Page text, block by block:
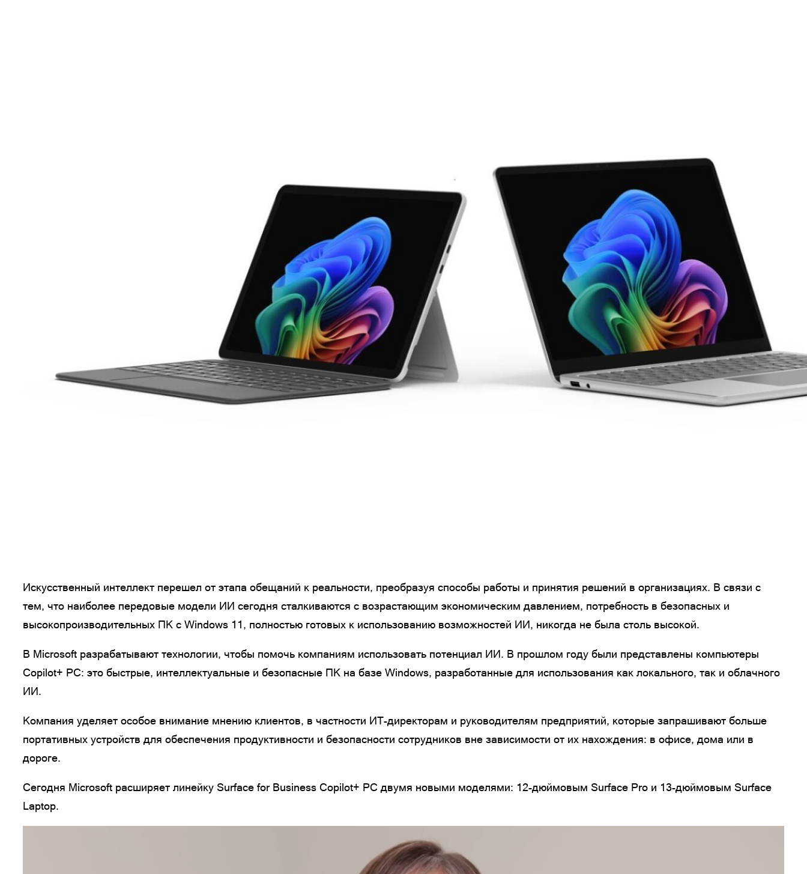
Искусственный интеллект перешел от этапа обещаний к реальности, преобразуя способы работы и принятия решений в организациях. В связи с
тем, что наиболее передовые модели ИИ сегодня сталкиваются с возрастающим экономическим давлением, потребность в безопасных и
высокопроизводительных ПК с Windows 11, полностью готовых к использованию возможностей ИИ, никогда не была столь высокой.
В Microsoft разрабатывают технологии, чтобы помочь компаниям использовать потенциал ИИ. В прошлом году были представлены компьютеры
Copilot+ PC: это быстрые, интеллектуальные и безопасные ПК на базе Windows, разработанные для использования как локального, так и облачного
ИИ.
Компания уделяет особое внимание мнению клиентов, в частности ИТ-директорам и руководителям предприятий, которые запрашивают больше
портативных устройств для обеспечения продуктивности и безопасности сотрудников вне зависимости от их нахождения: в офисе, дома или в
дороге.
Сегодня Microsoft расширяет линейку Surface for Business Copilot+ PC двумя новыми моделями: 12-дюймовым Surface Pro и 13-дюймовым Surface
Laptop.